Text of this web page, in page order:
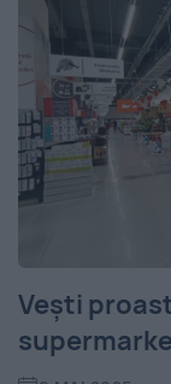
Vești